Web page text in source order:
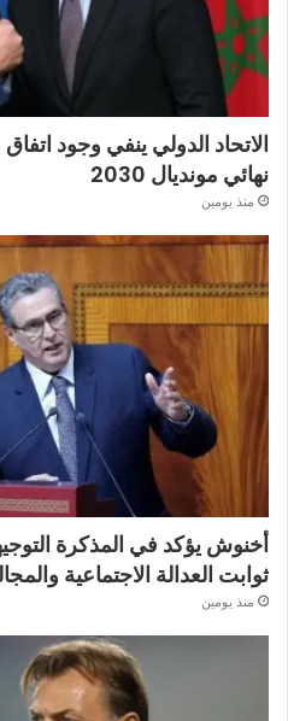
الاتحاد الدولي ينفي وجود
نهائي مونديال 2030
منذ يومين
ثوابت العدالة الاجتماعية
منذ يومين